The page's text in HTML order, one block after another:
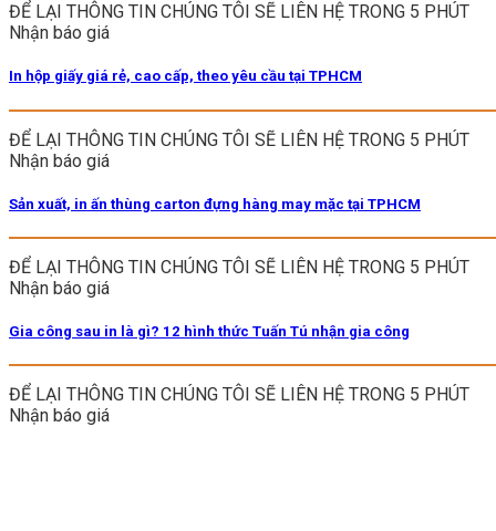
ĐỂ LẠI THÔNG TIN CHÚNG TÔI SẼ LIÊN HỆ TRONG 5 PHÚT
Nhận báo giá
In hộp giấy giá rẻ, cao cấp, theo yêu cầu tại TPHCM
ĐỂ LẠI THÔNG TIN CHÚNG TÔI SẼ LIÊN HỆ TRONG 5 PHÚT
Nhận báo giá
Sản xuất, in ấn thùng carton đựng hàng may mặc tại TPHCM
ĐỂ LẠI THÔNG TIN CHÚNG TÔI SẼ LIÊN HỆ TRONG 5 PHÚT
Nhận báo giá
Gia công sau in là gì? 12 hình thức Tuấn Tú nhận gia công
ĐỂ LẠI THÔNG TIN CHÚNG TÔI SẼ LIÊN HỆ TRONG 5 PHÚT
Nhận báo giá